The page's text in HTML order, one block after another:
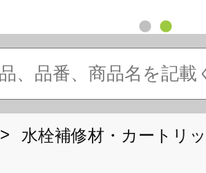
>
水栓補修材・カートリ